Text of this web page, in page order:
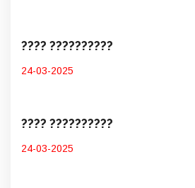
???? ??????????
24-03-2025
???? ??????????
24-03-2025